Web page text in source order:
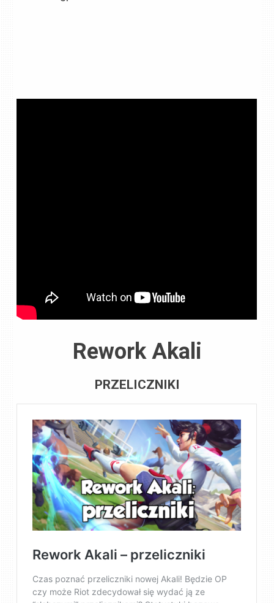
Rework Akali
PRZELICZNIKI